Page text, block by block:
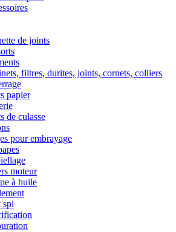
de joints
filtres, durites, joints, cornets, colliers
papier
de culasse
pour embrayage
moteur
à huile
spi